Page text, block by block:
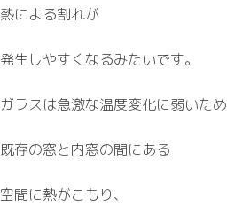
熱による割れが
発生しやすくなるみたいです。
ガラスは急激な温度変化に弱いため
既存の窓と内窓の間にある
空間に熱がこもり、